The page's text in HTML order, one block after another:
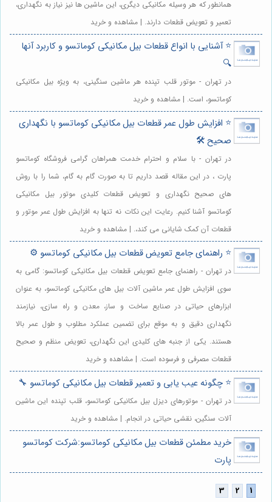
همانطور که هر وسیله مکانیکی دیگری، این ماشین ها نیز نیاز به نگهداری،
تعمیر و تعویض قطعات دارند. | مشاهده و خرید
⭐️ آشنایی با انواع قطعات بیل مکانیکی کوماتسو و کاربرد آنها
🔍
در تهران - موتور قلب تپنده هر ماشین سنگینی، به ویژه بیل مکانیکی
کوماتسو، است. | مشاهده و خرید
⭐️ افزایش طول عمر قطعات بیل مکانیکی کوماتسو با نگهداری
صحیح 🛠️
در تهران - با سلام و احترام خدمت همراهان گرامی فروشگاه کوماتسو
پارت ، در این مقاله قصد داریم تا به صورت گام به گام، شما را با روش
های صحیح نگهداری و تعویض قطعات کلیدی موتور بیل مکانیکی
کوماتسو آشنا کنیم. رعایت این نکات نه تنها به افزایش طول عمر موتور و
قطعات آن کمک شایانی می کند،. | مشاهده و خرید
⭐️ راهنمای جامع تعویض قطعات بیل مکانیکی کوماتسو ⚙️
در تهران - راهنمای جامع تعویض قطعات بیل مکانیکی کوماتسو: گامی به
سوی افزایش طول عمر ماشین آلات بیل های مکانیکی کوماتسو، به عنوان
ابزارهای حیاتی در صنایع ساخت و ساز، معدن و راه سازی، نیازمند
نگهداری دقیق و به موقع برای تضمین عملکرد مطلوب و طول عمر بالا
هستند. یکی از جنبه های کلیدی این نگهداری، تعویض منظم و صحیح
قطعات مصرفی و فرسوده است. | مشاهده و خرید
⭐️ چگونه عیب یابی و تعمیر قطعات بیل مکانیکی کوماتسو 🔧
در تهران - موتورهای دیزل بیل مکانیکی کوماتسو، قلب تپنده این ماشین
آلات سنگین، نقشی حیاتی در انجام. | مشاهده و خرید
خرید مطمئن قطعات بیل مکانیکی کوماتسو:شرکت کوماتسو
پارت